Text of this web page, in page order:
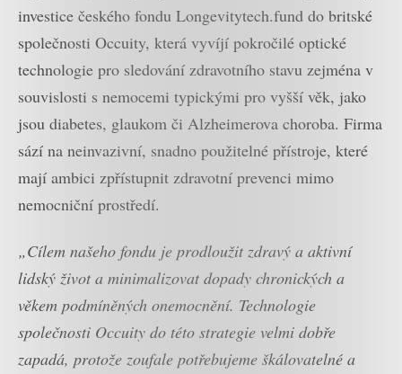
investice českého fondu Longevitytech.fund do britské
společnosti Occuity, která vyvíjí pokročilé optické
technologie pro sledování zdravotního stavu zejména v
souvislosti s nemocemi typickými pro vyšší věk, jako
jsou diabetes, glaukom či Alzheimerova choroba. Firma
sází na neinvazivní, snadno použitelné přístroje, které
mají ambici zpřístupnit zdravotní prevenci mimo
nemocniční prostředí.
„Cílem našeho fondu je prodloužit zdravý a aktivní
lidský život a minimalizovat dopady chronických a
věkem podmíněných onemocnění. Technologie
společnosti Occuity do této strategie velmi dobře
zapadá, protože zoufale potřebujeme škálovatelné a